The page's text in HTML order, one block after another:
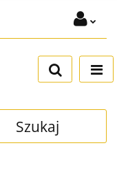
Zaloguj się
Dodaj zgłoszenie
Szukaj